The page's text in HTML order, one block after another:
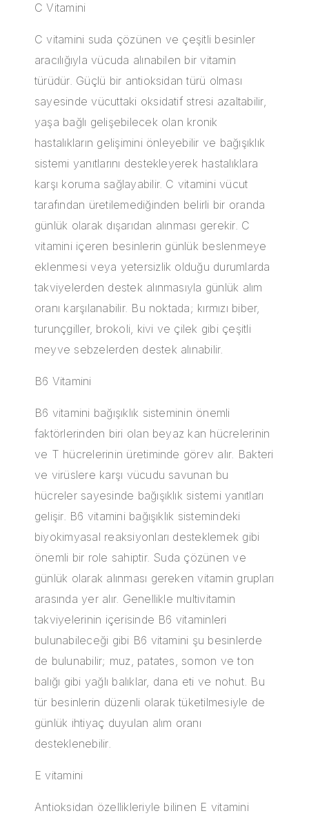
C Vitamini
C vitamini suda çözünen ve çeşitli besinler
aracılığıyla vücuda alınabilen bir vitamin
türüdür. Güçlü bir antioksidan türü olması
sayesinde vücuttaki oksidatif stresi azaltabilir,
yaşa bağlı gelişebilecek olan kronik
hastalıkların gelişimini önleyebilir ve bağışıklık
sistemi yanıtlarını destekleyerek hastalıklara
karşı koruma sağlayabilir. C vitamini vücut
tarafından üretilemediğinden belirli bir oranda
günlük olarak dışarıdan alınması gerekir. C
vitamini içeren besinlerin günlük beslenmeye
eklenmesi veya yetersizlik olduğu durumlarda
takviyelerden destek alınmasıyla günlük alım
oranı karşılanabilir. Bu noktada; kırmızı biber,
turunçgiller, brokoli, kivi ve çilek gibi çeşitli
meyve sebzelerden destek alınabilir.
B6 Vitamini
B6 vitamini bağışıklık sisteminin önemli
faktörlerinden biri olan beyaz kan hücrelerinin
ve T hücrelerinin üretiminde görev alır. Bakteri
ve virüslere karşı vücudu savunan bu
hücreler sayesinde bağışıklık sistemi yanıtları
gelişir. B6 vitamini bağışıklık sistemindeki
biyokimyasal reaksiyonları desteklemek gibi
önemli bir role sahiptir. Suda çözünen ve
günlük olarak alınması gereken vitamin grupları
arasında yer alır. Genellikle multivitamin
takviyelerinin içerisinde B6 vitaminleri
bulunabileceği gibi B6 vitamini şu besinlerde
de bulunabilir; muz, patates, somon ve ton
balığı gibi yağlı balıklar, dana eti ve nohut. Bu
tür besinlerin düzenli olarak tüketilmesiyle de
günlük ihtiyaç duyulan alım oranı
desteklenebilir.
E vitamini
Antioksidan özellikleriyle bilinen E vitamini